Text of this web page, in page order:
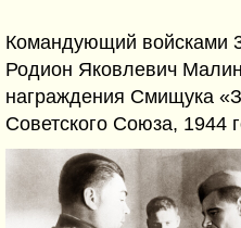
Командующий войсками
Родион Яковлевич
награждения Смищука
Советского Союза, 1944